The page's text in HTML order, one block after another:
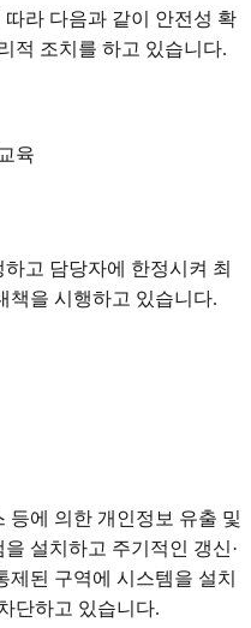
라 다음과 같이 안전성 확
적 조치를 하고 있습니다.
육
고 담당자에 한정시켜 최
책을 시행하고 있습니다.
등에 의한 개인정보 유출 및
설치하고 주기적인 갱신·
된 구역에 시스템을 설치
단하고 있습니다.